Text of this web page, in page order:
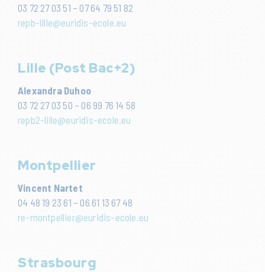
03 72 27 03 51 – 07 64 79 51 82
repb-lille@euridis-ecole.eu
Lille (Post Bac+2)
Alexandra Duhoo
03 72 27 03 50 – 06 99 76 14 58
repb2-lille@euridis-ecole.eu
Montpellier
Vincent Nartet
04 48 19 23 61 – 06 61 13 67 48
re-montpellier@euridis-ecole.eu
Strasbourg